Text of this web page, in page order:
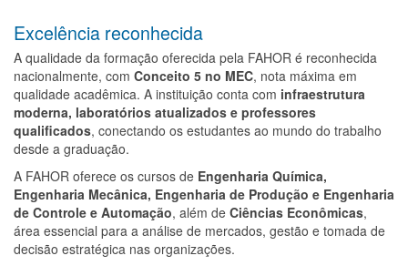
Excelência reconhecida
A qualidade da formação oferecida pela FAHOR é reconhecida
nacionalmente, com Conceito 5 no MEC, nota máxima em
qualidade acadêmica. A instituição conta com infraestrutura
moderna, laboratórios atualizados e professores
qualificados, conectando os estudantes ao mundo do trabalho
desde a graduação.
A FAHOR oferece os cursos de Engenharia Química,
Engenharia Mecânica, Engenharia de Produção e Engenharia
de Controle e Automação, além de Ciências Econômicas,
área essencial para a análise de mercados, gestão e tomada de
decisão estratégica nas organizações.